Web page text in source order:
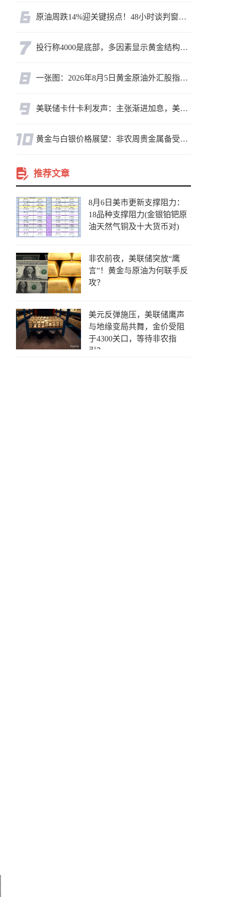
原油周跌14%迎关键拐点！48小时谈判窗口，暗藏行情变数
投行称4000是底部，多因素显示黄金结构性机会显现
一张图：2026年8月5日黄金原油外汇股指“枢纽点+多空持仓信号”一览
美联储卡什卡利发声：主张渐进加息，美联储内部政策分歧
黄金与白银价格展望：非农周贵金属备受关注，黄金测试关键突破位
推荐文章
8月6日美市更新支撑阻力：
18品种支撑阻力(金银铂钯原
油天然气铜及十大货币对)
非农前夜，美联储突放“鹰
言”！黄金与原油为何联手反
攻？
美元反弹施压，美联储鹰声
与地缘变局共舞，金价受阻
于4300关口，等待非农指
引？